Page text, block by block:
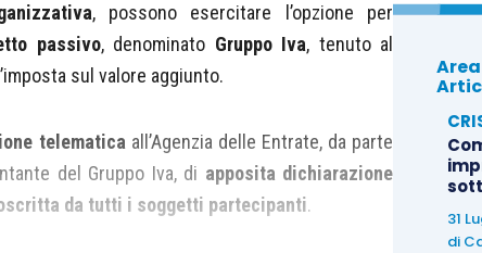
, possono esercitare l’opzione per
passivo, denominato Gruppo Iva, tenuto al
sul valore aggiunto.
telematica all’Agenzia delle Entrate, da parte
del Gruppo Iva, di apposita dichiarazione
da tutti i soggetti partecipanti.
31
di